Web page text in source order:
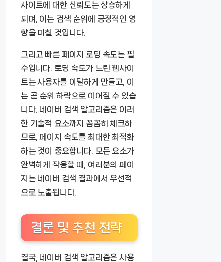
사이트에 대한 신뢰도는 상승하게
되며, 이는 검색 순위에 긍정적인 영
향을 미칠 것입니다.
그리고 빠른 페이지 로딩 속도는 필
수입니다. 로딩 속도가 느린 웹사이
트는 사용자를 이탈하게 만들고, 이
는 곧 순위 하락으로 이어질 수 있습
니다. 네이버 검색 알고리즘은 이러
한 기술적 요소까지 꼼꼼히 체크하
므로, 페이지 속도를 최대한 최적화
하는 것이 중요합니다. 모든 요소가
완벽하게 작용할 때, 여러분의 페이
지는 네이버 검색 결과에서 우선적
으로 노출됩니다.
결론 및 추천 전략
결국, 네이버 검색 알고리즘은 사용